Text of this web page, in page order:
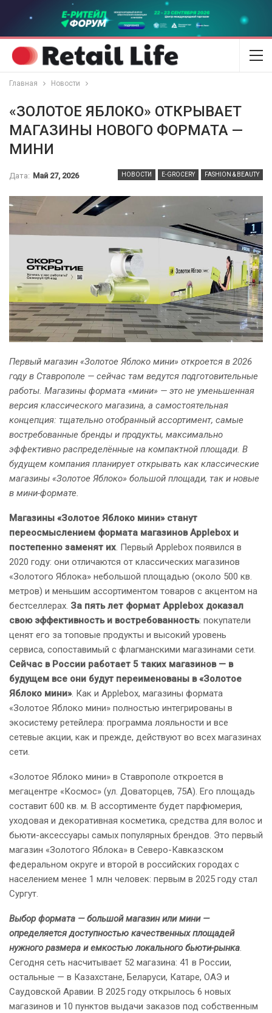
Главная Новости
«ЗОЛОТОЕ ЯБЛОКО» ОТКРЫВАЕТ
МАГАЗИНЫ НОВОГО ФОРМАТА —
МИНИ
НОВОСТИ E-GROCERY FASHION & BEAUTY
Дата: Май 27, 2026
Первый магазин «Золотое Яблоко мини» откроется в 2026
году в Ставрополе — сейчас там ведутся подготовительные
работы. Магазины формата «мини» — это не уменьшенная
версия классического магазина, а самостоятельная
концепция: тщательно отобранный ассортимент, самые
востребованные бренды и продукты, максимально
эффективно распределённые на компактной площади. В
будущем компания планирует открывать как классические
магазины «Золотое Яблоко» большой площади, так и новые
в мини-формате.
Магазины «Золотое Яблоко мини» станут
переосмыслением формата магазинов Applebox и
постепенно заменят их. Первый Applebox появился в
2020 году: они отличаются от классических магазинов
«Золотого Яблока» небольшой площадью (около 500 кв.
метров) и меньшим ассортиментом товаров с акцентом на
бестселлерах. За пять лет формат Applebox доказал
свою эффективность и востребованность: покупатели
ценят его за топовые продукты и высокий уровень
сервиса, сопоставимый с флагманскими магазинами сети.
Сейчас в России работает 5 таких магазинов — в
будущем все они будут переименованы в «Золотое
Яблоко мини». Как и Applebox, магазины формата
«Золотое Яблоко мини» полностью интегрированы в
экосистему ретейлера: программа лояльности и все
сетевые акции, как и прежде, действуют во всех магазинах
сети.
«Золотое Яблоко мини» в Ставрополе откроется в
мегацентре «Космос» (ул. Доваторцев, 75А). Его площадь
составит 600 кв. м. В ассортименте будет парфюмерия,
уходовая и декоративная косметика, средства для волос и
бьюти-аксессуары самых популярных брендов. Это первый
магазин «Золотого Яблока» в Северо-Кавказском
федеральном округе и второй в российских городах с
населением менее 1 млн человек: первым в 2025 году стал
Сургут.
Выбор формата — большой магазин или мини —
определяется доступностью качественных площадей
нужного размера и емкостью локального бьюти-рынка.
Сегодня сеть насчитывает 52 магазина: 41 в России,
остальные — в Казахстане, Беларуси, Катаре, ОАЭ и
Саудовской Аравии. В 2025 году открылось 6 новых
магазинов и 10 пунктов выдачи заказов под собственным